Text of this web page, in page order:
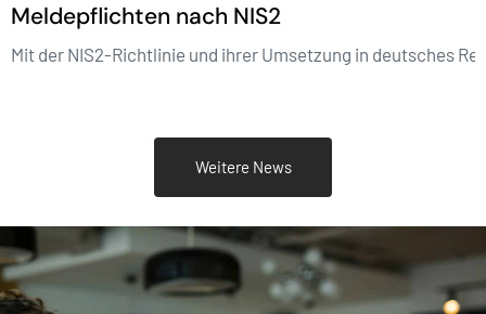
Meldepflichten nach NIS2
Mit der NIS2-Richtlinie und ihrer Umsetzung in deutsches
Weitere News